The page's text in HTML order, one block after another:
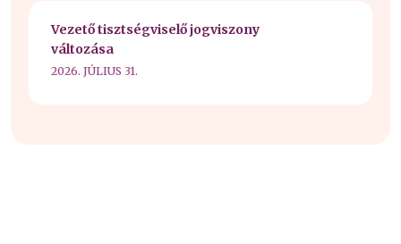
Vezető tisztségviselő jogviszony
változása
2026. JÚLIUS 31.